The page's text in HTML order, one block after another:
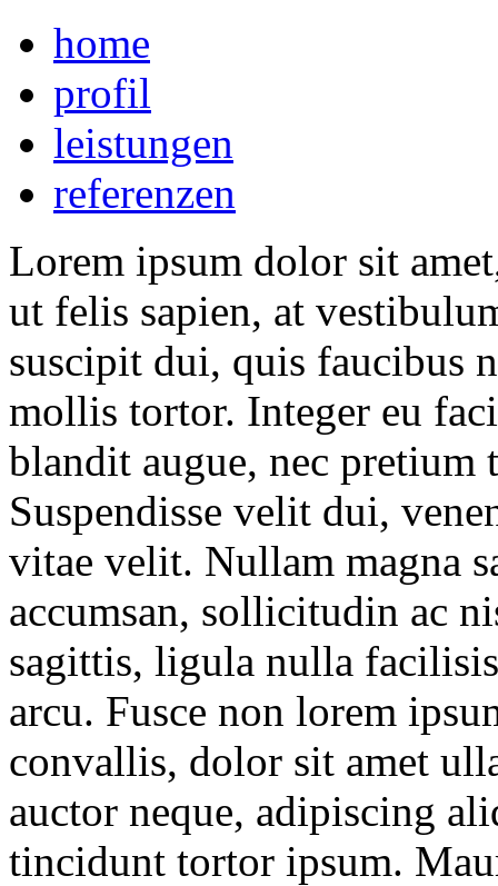
home
profil
leistungen
referenzen
Lorem ipsum dolor sit
ut felis sapien, at
suscipit dui, quis faucibus
mollis tortor. Integer eu
blandit augue, nec pretium
Suspendisse velit dui,
vitae velit. Nullam magna
accumsan, sollicitudin ac
sagittis, ligula nulla
arcu. Fusce non lorem
convallis, dolor sit amet
auctor neque, adipiscing
tincidunt tortor ipsum.